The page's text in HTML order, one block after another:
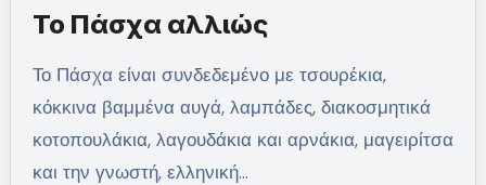
Το Πάσχα αλλιώς
Το Πάσχα είναι συνδεδεμένο με τσουρέκια,
κόκκινα βαμμένα αυγά, λαμπάδες, διακοσμητικά
κοτοπουλάκια, λαγουδάκια και αρνάκια, μαγειρίτσα
και την γνωστή, ελληνική…